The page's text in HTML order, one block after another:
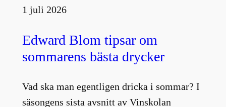
1 juli 2026
Edward Blom tipsar om
sommarens bästa drycker
Vad ska man egentligen dricka i sommar? I
säsongens sista avsnitt av Vinskolan